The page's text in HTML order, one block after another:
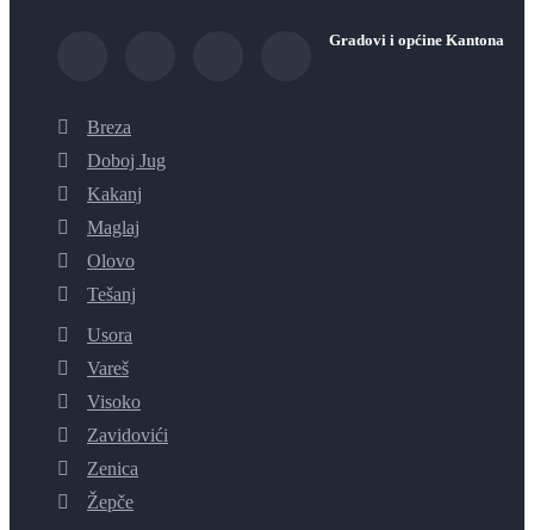
Gradovi i općine Kantona
Breza
Doboj Jug
Kakanj
Maglaj
Olovo
Tešanj
Usora
Vareš
Visoko
Zavidovići
Zenica
Žepče